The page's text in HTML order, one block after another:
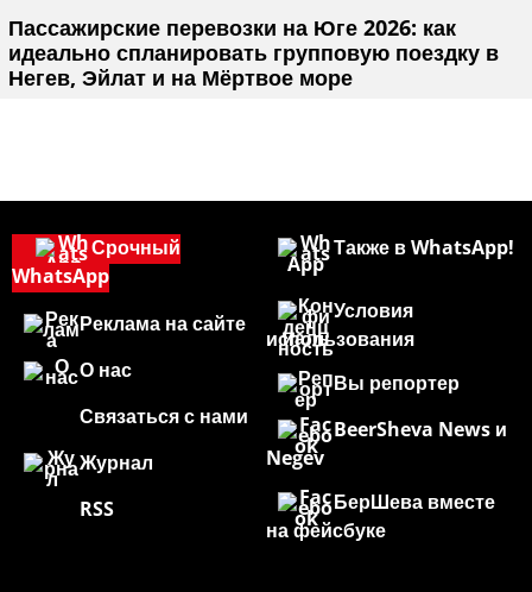
Пассажирские перевозки на Юге 2026: как
идеально спланировать групповую поездку в
Негев, Эйлат и на Мёртвое море
Также в WhatsApp!
Условия
использования
Вы репортер
BeerSheva News и
Negev
БерШева вместе
на фейсбуке
Срочный
WhatsApp
Реклама на сайте
О нас
Связаться с нами
Журнал
RSS